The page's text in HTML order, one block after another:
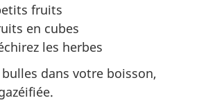
fruits
en cubes
les herbes
dans votre boisson,